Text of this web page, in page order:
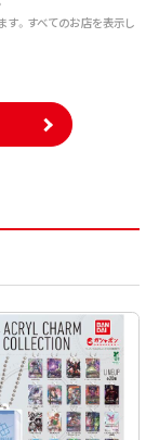
す。すべてのお店を表示し